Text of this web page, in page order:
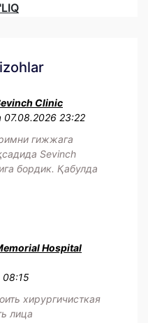
Clinic
07.08.2026 23:22
гижжага
Sevinch
бордик. Қабулда
Hospital
хирургичисткая
лица